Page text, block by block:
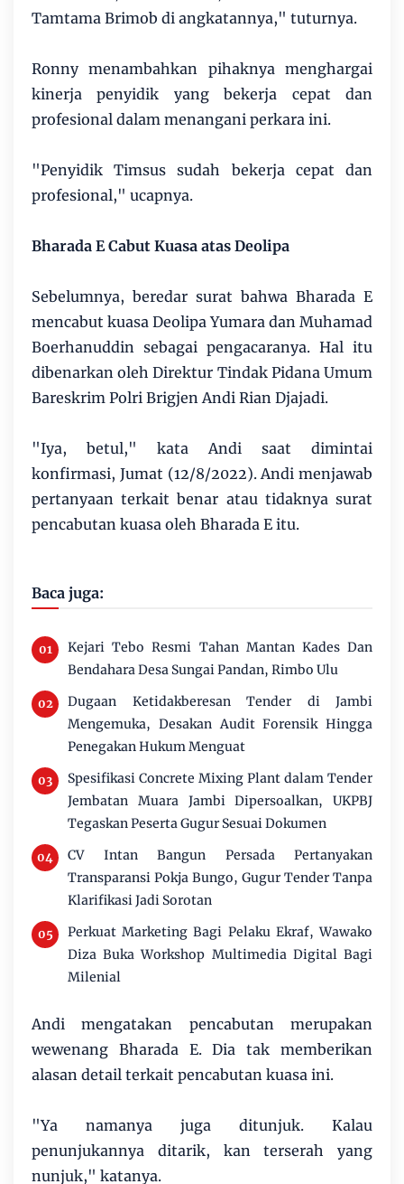
Tamtama Brimob di angkatannya," tuturnya.
Ronny menambahkan pihaknya menghargai
kinerja penyidik yang bekerja cepat dan
profesional dalam menangani perkara ini.
"Penyidik Timsus sudah bekerja cepat dan
profesional," ucapnya.
Bharada E Cabut Kuasa atas Deolipa
Sebelumnya, beredar surat bahwa Bharada E
mencabut kuasa Deolipa Yumara dan Muhamad
Boerhanuddin sebagai pengacaranya. Hal itu
dibenarkan oleh Direktur Tindak Pidana Umum
Bareskrim Polri Brigjen Andi Rian Djajadi.
"Iya, betul," kata Andi saat dimintai
konfirmasi, Jumat (12/8/2022). Andi menjawab
pertanyaan terkait benar atau tidaknya surat
pencabutan kuasa oleh Bharada E itu.
Baca juga:
Kejari Tebo Resmi Tahan Mantan Kades Dan
Bendahara Desa Sungai Pandan, Rimbo Ulu
Dugaan Ketidakberesan Tender di Jambi
Mengemuka, Desakan Audit Forensik Hingga
Penegakan Hukum Menguat
Spesifikasi Concrete Mixing Plant dalam Tender
Jembatan Muara Jambi Dipersoalkan, UKPBJ
Tegaskan Peserta Gugur Sesuai Dokumen
CV Intan Bangun Persada Pertanyakan
Transparansi Pokja Bungo, Gugur Tender Tanpa
Klarifikasi Jadi Sorotan
Perkuat Marketing Bagi Pelaku Ekraf, Wawako
Diza Buka Workshop Multimedia Digital Bagi
Milenial
Andi mengatakan pencabutan merupakan
wewenang Bharada E. Dia tak memberikan
alasan detail terkait pencabutan kuasa ini.
"Ya namanya juga ditunjuk. Kalau
penunjukannya ditarik, kan terserah yang
nunjuk," katanya.